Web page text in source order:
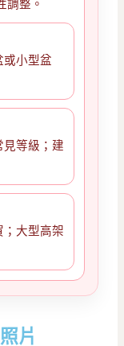
調整。
或小型盆
等級；建
大型高架
片